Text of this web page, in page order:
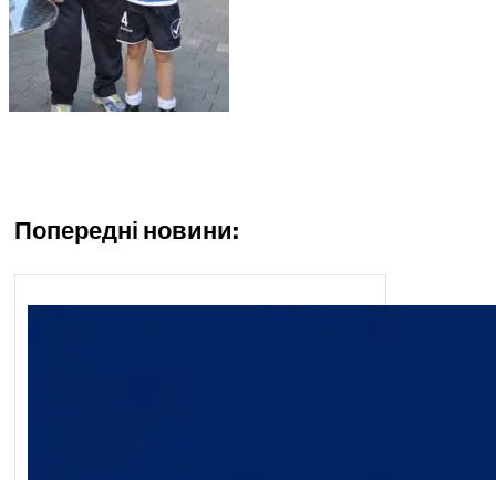
Попередні новини: